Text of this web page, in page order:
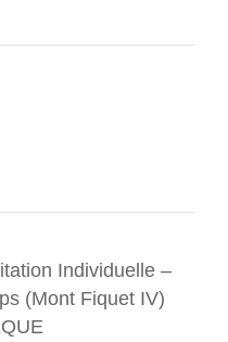
Individuelle –
(Mont Fiquet IV)